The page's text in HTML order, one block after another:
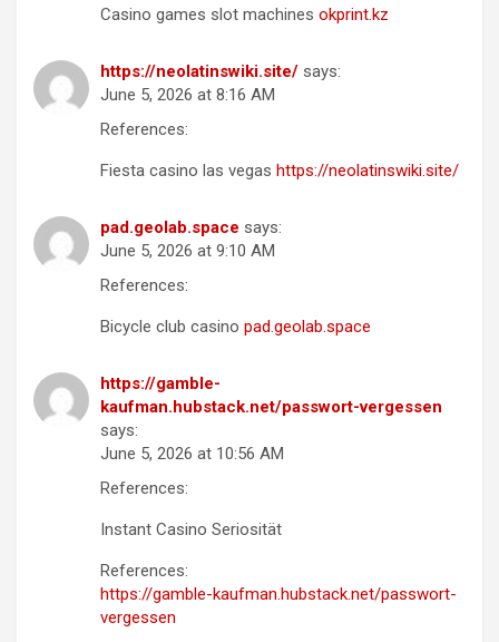
Casino games slot machines okprint.kz
https://neolatinswiki.site/ says:
June 5, 2026 at 8:16 AM
References:
Fiesta casino las vegas https://neolatinswiki.site/
pad.geolab.space says:
June 5, 2026 at 9:10 AM
References:
Bicycle club casino pad.geolab.space
https://gamble-
kaufman.hubstack.net/passwort-vergessen
says:
June 5, 2026 at 10:56 AM
References:
Instant Casino Seriosität
References:
https://gamble-kaufman.hubstack.net/passwort-
vergessen